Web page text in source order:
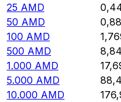
25 AMD
50 AMD
100 AMD
500 AMD
1.000 AMD
5.000 AMD
10.000 AMD